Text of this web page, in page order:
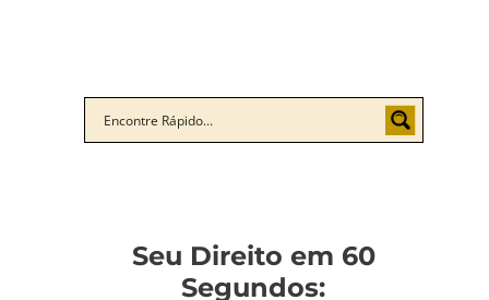
Seu Direito em 60
Segundos: